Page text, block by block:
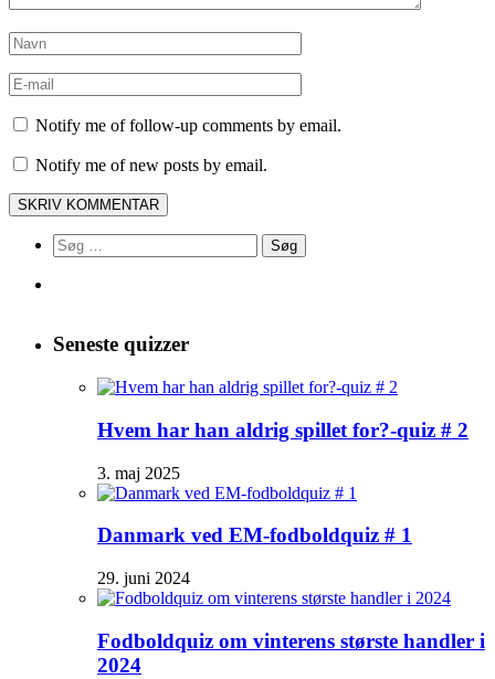
Notify me of follow-up comments by email.
Notify me of new posts by email.
Søg
efter:
Seneste quizzer
Hvem har han aldrig spillet for?-quiz # 2
3. maj 2025
Danmark ved EM-fodboldquiz # 1
29. juni 2024
Fodboldquiz om vinterens største handler i
2024